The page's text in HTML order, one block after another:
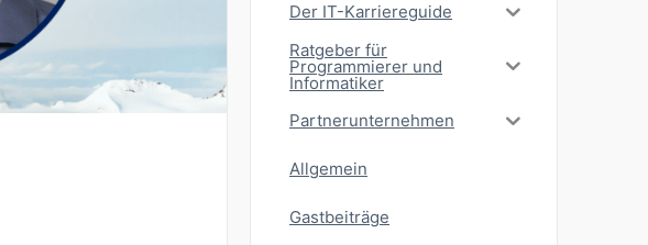
Der IT-Karriereguide
Ratgeber für
Programmierer und
Informatiker
Partnerunternehmen
Allgemein
Gastbeiträge